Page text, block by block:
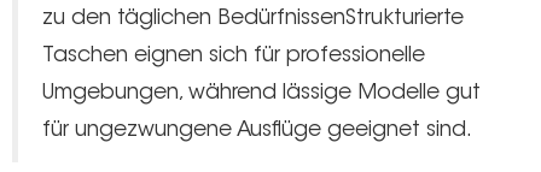
zu den täglichen BedürfnissenStrukturierte
Taschen eignen sich für professionelle
Umgebungen, während lässige Modelle gut
für ungezwungene Ausflüge geeignet sind.